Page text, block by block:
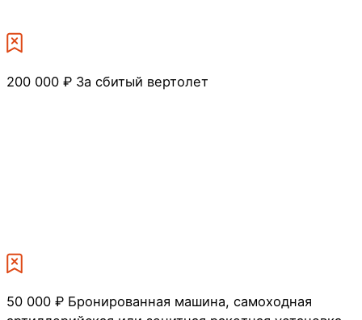
200 000 ₽ За сбитый вертолет
50 000 ₽ Бронированная машина, самоходная